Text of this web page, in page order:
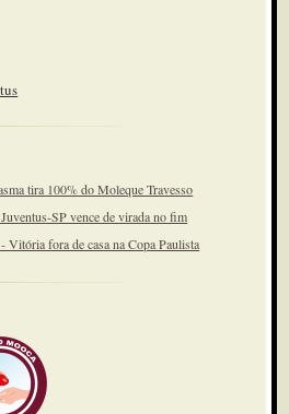
tira 100% do Moleque Travesso
SP vence de virada no fim
Vitória fora de casa na Copa Paulista